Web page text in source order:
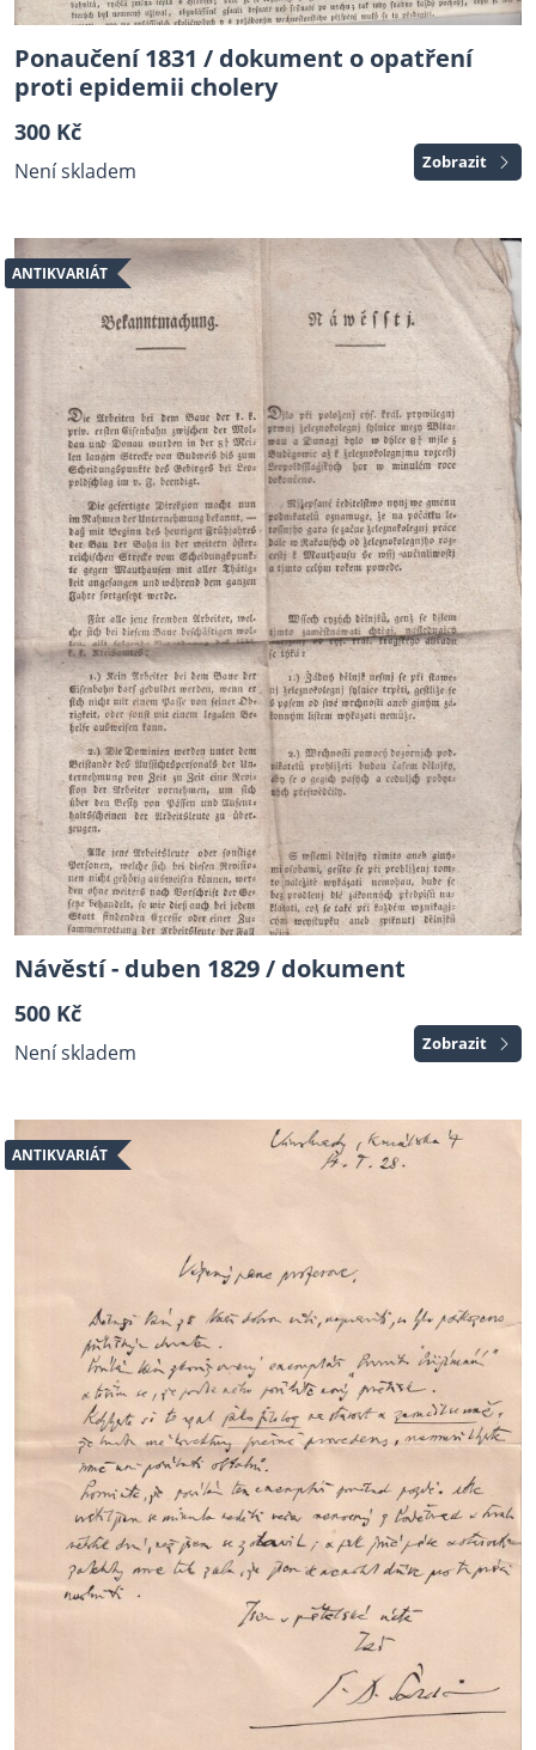
Ponaučení 1831 / dokument o opatření
proti epidemii cholery
300 Kč
Není skladem Zobrazit
ANTIKVARIÁT
Návěstí - duben 1829 / dokument
500 Kč
Není skladem Zobrazit
ANTIKVARIÁT